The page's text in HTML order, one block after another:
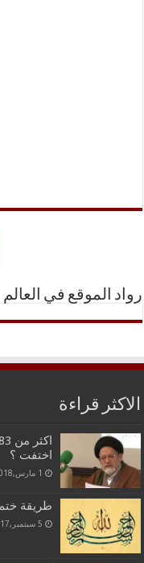
رواد الموقع في العالم
الاكثر قراءة
اختفت ؟
1 مارس,2018
طريقة
5 سبتمبر,2017